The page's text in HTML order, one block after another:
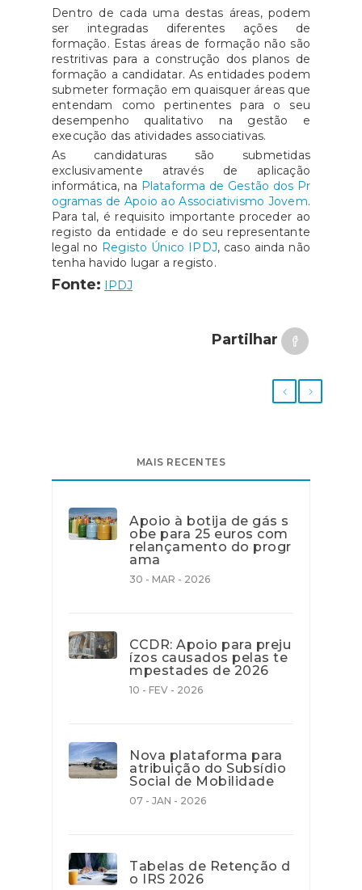
Dentro de cada uma destas áreas, podem
ser integradas diferentes ações de
formação. Estas áreas de formação não são
restritivas para a construção dos planos de
formação a candidatar. As entidades podem
submeter formação em quaisquer áreas que
entendam como pertinentes para o seu
desempenho qualitativo na gestão e
execução das atividades associativas.
As candidaturas são submetidas
exclusivamente através de aplicação
informática, na Plataforma de Gestão dos Pr
ogramas de Apoio ao Associativismo Jovem.
Para tal, é requisito importante proceder ao
registo da entidade e do seu representante
legal no Registo Único IPDJ, caso ainda não
tenha havido lugar a registo.
Fonte: IPDJ
Partilhar
MAIS RECENTES
Apoio à botija de gás s
obe para 25 euros com
relançamento do progr
ama
30 - MAR - 2026
CCDR: Apoio para preju
ízos causados pelas te
mpestades de 2026
10 - FEV - 2026
Nova plataforma para
atribuição do Subsídio
Social de Mobilidade
07 - JAN - 2026
Tabelas de Retenção d
o IRS 2026